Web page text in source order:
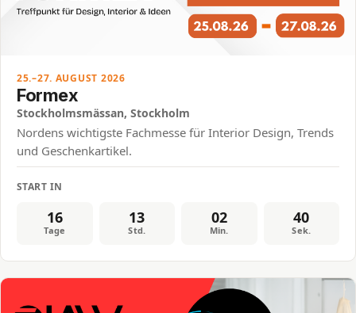
25.–27. AUGUST 2026
Formex
Stockholmsmässan, Stockholm
Nordens wichtigste Fachmesse für Interior Design, Trends
und Geschenkartikel.
START IN
16
Tage
13
Std.
02
Min.
40
Sek.